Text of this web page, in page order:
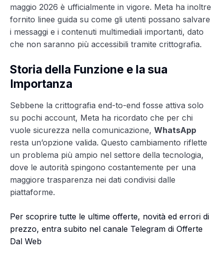
maggio 2026 è ufficialmente in vigore. Meta ha inoltre
fornito linee guida su come gli utenti possano salvare
i messaggi e i contenuti multimediali importanti, dato
che non saranno più accessibili tramite crittografia.
Storia della Funzione e la sua
Importanza
Sebbene la crittografia end-to-end fosse attiva solo
su pochi account, Meta ha ricordato che per chi
vuole sicurezza nella comunicazione, WhatsApp
resta un’opzione valida. Questo cambiamento riflette
un problema più ampio nel settore della tecnologia,
dove le autorità spingono costantemente per una
maggiore trasparenza nei dati condivisi dalle
piattaforme.
Per scoprire tutte le ultime offerte, novità ed errori di
prezzo, entra subito nel canale Telegram di Offerte
Dal Web